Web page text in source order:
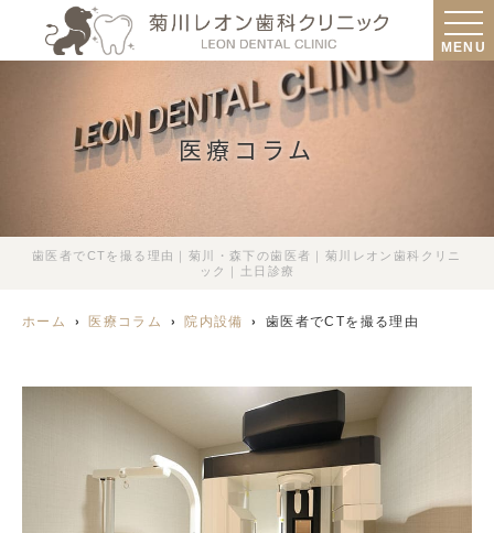
MENU
医療コラム
歯医者でCTを撮る理由｜菊川・森下の歯医者｜菊川レオン歯科クリニ
ック｜土日診療
ホーム 医療コラム 院内設備 歯医者でCTを撮る理由